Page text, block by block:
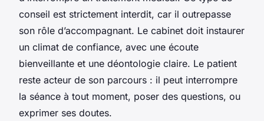
conseil est strictement interdit, car il outrepasse
son rôle d’accompagnant. Le cabinet doit instaurer
un climat de confiance, avec une écoute
bienveillante et une déontologie claire. Le patient
reste acteur de son parcours : il peut interrompre
la séance à tout moment, poser des questions, ou
exprimer ses doutes.